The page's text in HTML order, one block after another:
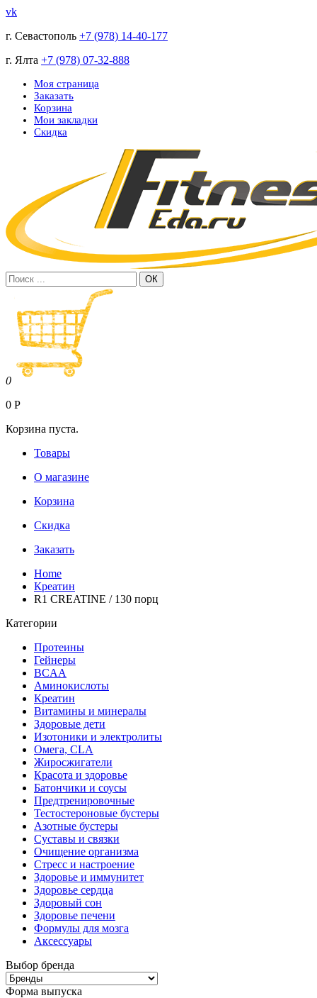
vk
г. Севастополь +7 (978) 14-40-177
г. Ялта +7 (978) 07-32-888
Моя страница
Заказать
Корзина
Мои закладки
Скидка
0
0 Р
Корзина пуста.
Товары
О магазине
Корзина
Скидка
Заказать
Home
Креатин
R1 CREATINE / 130 порц
Категории
Протеины
Гейнеры
BCAA
Аминокислоты
Креатин
Витамины и минералы
Здоровые дети
Изотоники и электролиты
Омега, CLA
Жиросжигатели
Красота и здоровье
Батончики и соусы
Предтренировочные
Тестостероновые бустеры
Азотные бустеры
Суставы и связки
Очищение организма
Стресс и настроение
Здоровье и иммунитет
Здоровье сердца
Здоровый сон
Здоровье печени
Формулы для мозга
Аксессуары
Выбор бренда
Форма выпуска